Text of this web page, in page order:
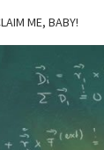
ME, BABY!